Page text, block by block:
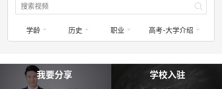
学龄 历史 职业 高考-大学介绍
我要分享 学校入驻